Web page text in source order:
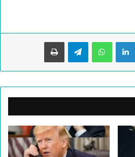
لينكدإن واتساب تيلقرام طباعة